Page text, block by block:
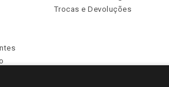
Trocas e Devoluções